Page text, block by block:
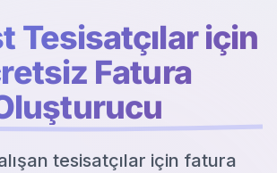
Tesisatçılar için
Fatura
tesisatçılar için fatura